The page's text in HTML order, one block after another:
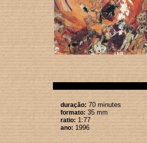
duração: 70 minutes
formato: 35 mm
ratio: 1:77
ano: 1996